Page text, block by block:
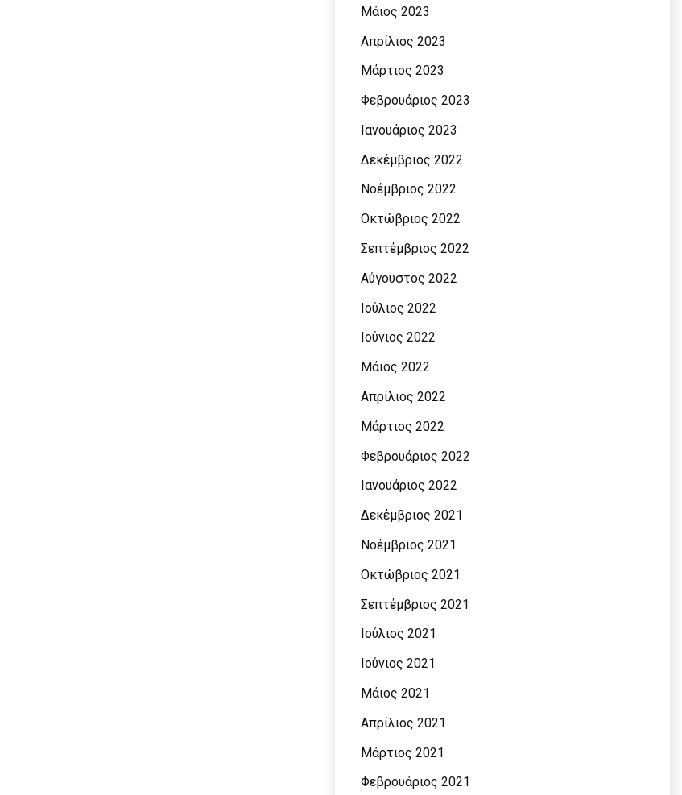
Μάιος 2023
Απρίλιος 2023
Μάρτιος 2023
Φεβρουάριος 2023
Ιανουάριος 2023
Δεκέμβριος 2022
Νοέμβριος 2022
Οκτώβριος 2022
Σεπτέμβριος 2022
Αύγουστος 2022
Ιούλιος 2022
Ιούνιος 2022
Μάιος 2022
Απρίλιος 2022
Μάρτιος 2022
Φεβρουάριος 2022
Ιανουάριος 2022
Δεκέμβριος 2021
Νοέμβριος 2021
Οκτώβριος 2021
Σεπτέμβριος 2021
Ιούλιος 2021
Ιούνιος 2021
Μάιος 2021
Απρίλιος 2021
Μάρτιος 2021
Φεβρουάριος 2021